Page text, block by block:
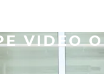
VIDEO